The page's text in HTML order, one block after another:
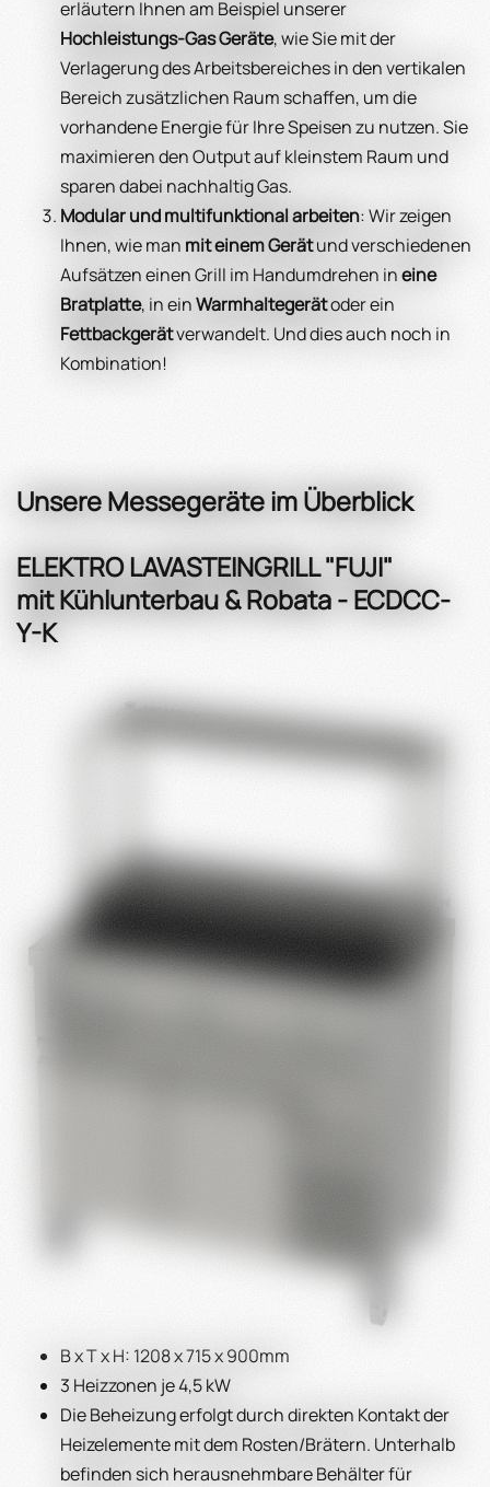
erläutern Ihnen am Beispiel unserer
Hochleistungs-Gas Geräte, wie Sie mit der
Verlagerung des Arbeitsbereiches in den vertikalen
Bereich zusätzlichen Raum schaffen, um die
vorhandene Energie für Ihre Speisen zu nutzen. Sie
maximieren den Output auf kleinstem Raum und
sparen dabei nachhaltig Gas.
Modular und multifunktional arbeiten: Wir zeigen
Ihnen, wie man mit einem Gerätund verschiedenen
Aufsätzen einen Grill im Handumdrehen ineine
Bratplatte, in einWarmhaltegerätoder ein
Fettbackgerätverwandelt. Und dies auch noch in
Kombination!
Unsere Messegeräte im Überblick
ELEKTRO LAVASTEINGRILL "FUJI"
mit Kühlunterbau & Robata - ECDCC-
Y-K
B x T x H: 1208 x 715 x 900mm
3 Heizzonen je 4,5 kW
Die Beheizung erfolgt durch direkten Kontakt der
Heizelemente mit dem Rosten/Brätern. Unterhalb
befinden sich herausnehmbare Behälter für